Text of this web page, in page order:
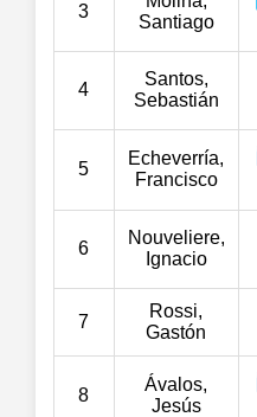
3
Santiago
4
Santos,
Sebastián
5
Echeverría,
Francisco
6
Nouveliere,
Ignacio
7
Rossi,
Gastón
8
Ávalos,
Jesús